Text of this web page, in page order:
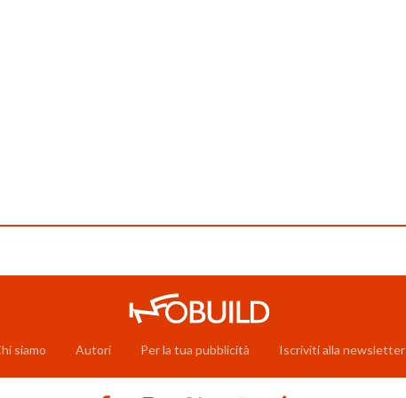
siamo Autori Per la tua pubblicità Iscriviti alla newsletter